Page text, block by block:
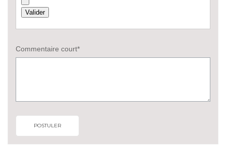
Commentaire court*